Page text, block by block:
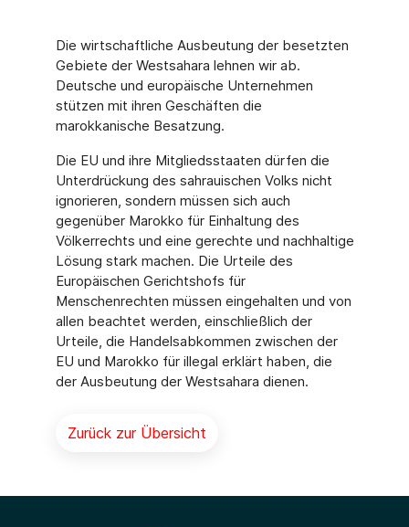
Die wirtschaftliche Ausbeutung der besetzten
Gebiete der Westsahara lehnen wir ab.
Deutsche und europäische Unternehmen
stützen mit ihren Geschäften die
marokkanische Besatzung.
Die EU und ihre Mitgliedsstaaten dürfen die
Unterdrückung des sahrauischen Volks nicht
ignorieren, sondern müssen sich auch
gegenüber Marokko für Einhaltung des
Völkerrechts und eine gerechte und nachhaltige
Lösung stark machen. Die Urteile des
Europäischen Gerichtshofs für
Menschenrechten müssen eingehalten und von
allen beachtet werden, einschließlich der
Urteile, die Handelsabkommen zwischen der
EU und Marokko für illegal erklärt haben, die
der Ausbeutung der Westsahara dienen.
Zurück zur Übersicht